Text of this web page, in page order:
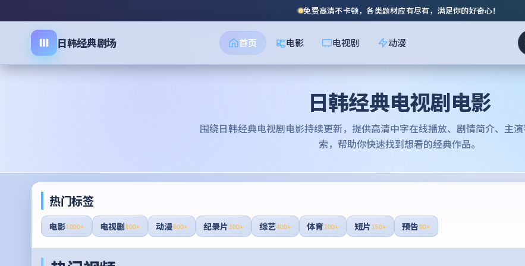
免费高清不卡顿，各类题材应有尽有，满足你的好奇心！
日韩经典剧场 首页 电影 电视剧 动漫
日韩经典电视剧电影
围绕日韩经典电视剧电影持续更新，提供高清中字在线播放、剧情简介、主
索，帮助你快速找到想看的经典作品。
热门标签
电影1000+ 电视剧800+ 动漫600+ 纪录片300+ 综艺400+ 体育200+ 短片150+ 预告90+